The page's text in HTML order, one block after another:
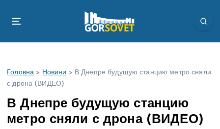
Головна > Новини > В Днепре будущую станцию метро сняли
с дрона (ВИДЕО)
В Днепре будущую станцию
метро сняли с дрона (ВИДЕО)